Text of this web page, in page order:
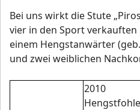
Bei uns wirkt die Stute
vier in den Sport
einem Hengstanwärter
und zwei weiblichen
2010